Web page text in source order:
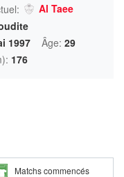
Al Taee
1997 Âge: 29
176
Matchs commencés